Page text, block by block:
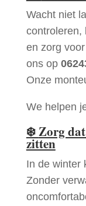
Wacht niet
controleren,
en zorg
ons op
Onze
We helpen
❄️Zorg
zitten
In de winter
Zonder